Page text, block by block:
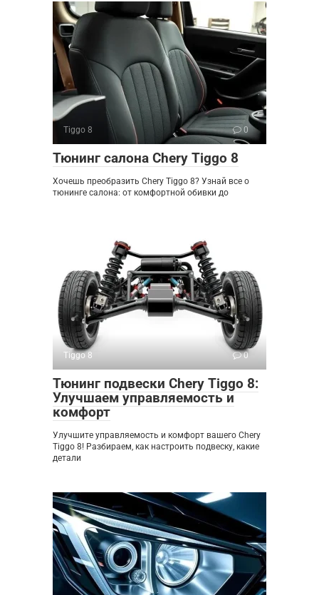
Tiggo 8 0
Тюнинг салона Chery Tiggo 8
Хочешь преобразить Chery Tiggo 8? Узнай все о
тюнинге салона: от комфортной обивки до
Tiggo 8 0
Тюнинг подвески Chery Tiggo 8:
Улучшаем управляемость и
комфорт
Улучшите управляемость и комфорт вашего Chery
Tiggo 8! Разбираем, как настроить подвеску, какие
детали